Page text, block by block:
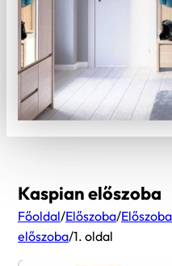
Kaspian előszoba
Főoldal/Előszoba/
előszoba/1. oldal